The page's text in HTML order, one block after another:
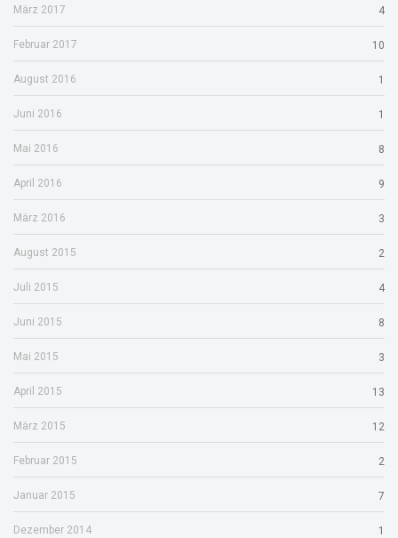
März 2017 4
Februar 2017 10
August 2016 1
Juni 2016 1
Mai 2016 8
April 2016 9
März 2016 3
August 2015 2
Juli 2015 4
Juni 2015 8
Mai 2015 3
April 2015 13
März 2015 12
Februar 2015 2
Januar 2015 7
Dezember 2014 1